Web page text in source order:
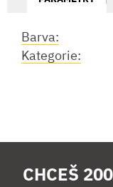
Barva:
Kategorie:
CHCEŠ